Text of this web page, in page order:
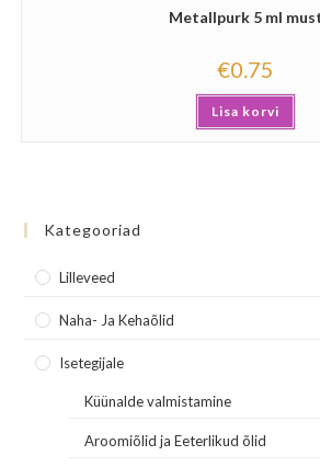
Metallpurk 5 ml
€0.75
Lisa korvi
Kategooriad
Lilleveed
Naha- Ja Kehaõlid
Isetegijale
Küünalde valmistamine
Aroomiõlid ja Eeterlikud õlid